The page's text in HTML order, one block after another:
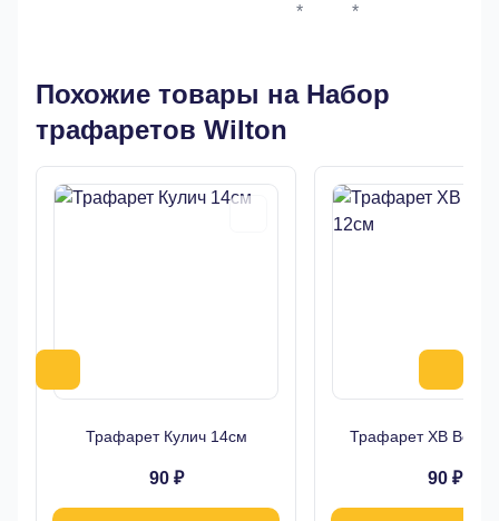
* *
Похожие товары на Набор
трафаретов Wilton
Трафарет Кулич 14см
90 ₽
Трафарет ХВ
90 ₽